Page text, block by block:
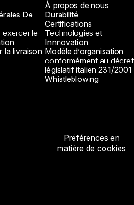
De
exercer le
la livraison
À propos de nous
Durabilité
Certifications
Technologies et
Innnovation
Modèle d’organisation
conformément au décret
législatif italien 231/2001
Whistleblowing
Préférences en
matière de cookies